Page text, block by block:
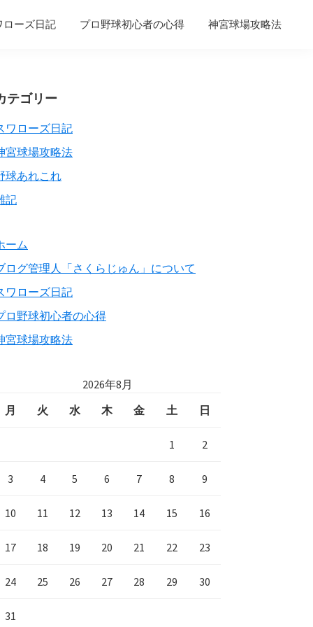
ローズ日記 プロ野球初心者の心得 神宮球場攻略法
テゴリー
ワローズ日記
宮球場攻略法
球あれこれ
記
ーム
ログ管理人「さくらじゅん」について
ワローズ日記
ロ野球初心者の心得
宮球場攻略法
2026年8月
月
火 水 木 金 土 日
1 2
3 4 5 6 7 8 9
10 11 12 13 14 15 16
17 18 19 20 21 22 23
24 25 26 27 28 29 30
31